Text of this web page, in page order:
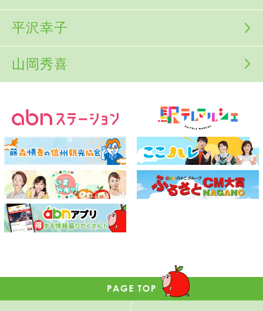
平沢幸子
山岡秀喜